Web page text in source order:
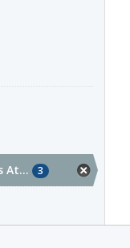
At... 3